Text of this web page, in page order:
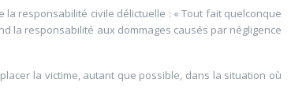
la responsabilité civile délictuelle : « Tout fait quelconque
la responsabilité aux dommages causés par négligence
la victime, autant que possible, dans la situation où